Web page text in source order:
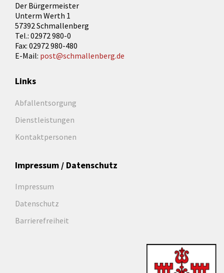
Der Bürgermeister
Unterm Werth 1
57392 Schmallenberg
Tel.: 02972 980-0
Fax: 02972 980-480
E-Mail: post@schmallenberg.de
Links
Abfallentsorgung
Dienstleistungen
Kontaktpersonen
Impressum / Datenschutz
Impressum
Datenschutz
Barrierefreiheit